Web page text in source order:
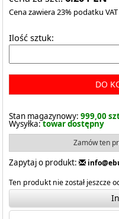
Cena zawiera 23% podatku VAT
Ilość sztuk:
DO
Stan magazynowy: 999,00
Wysyłka:towar dostępny
Zamów ten
Zapytaj o produkt:
Ten produkt nie został jeszcze